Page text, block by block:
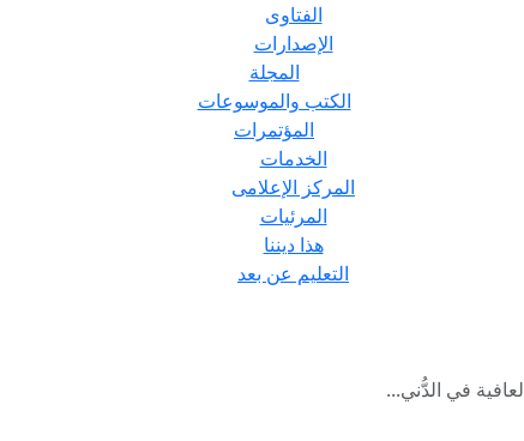
الفتاوى
الإصدارات
المجلة
الكتب والموسوعات
المؤتمرات
الخدمات
المركز الإعلامى
المرئيات
هذا ديننا
التعليم عن بعد
في الدُّني...